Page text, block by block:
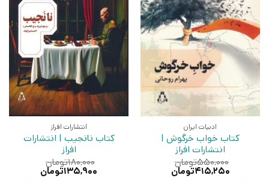
ادبیات ایران
کتاب خواب خرگوش |
انتشارات افراز
۵۵۰,۰۰۰تومان
قیمت
۴۱۵,۲۵۰تومان
انتشارات افراز
کتاب نانجیب | انتشارات
افراز
۱۸۰,۰۰۰تومان
قیمت
۱۳۵,۹۰۰تومان